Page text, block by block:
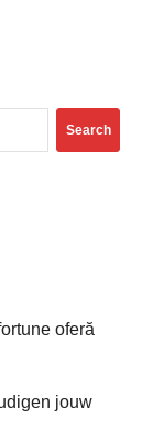
Search
oferă
jouw